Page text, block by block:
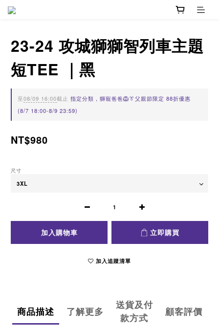
23-24 攻城獅獅智列車主題
短TEE ｜黑
至08/09 16:00截止 指定分類，獅寵爸爸🦁👔父親節限定 88折優惠
(8/7 18:00-8/9 23:59)
NT$980
尺寸
加入購物車 立即購買
加入追蹤清單
商品描述 了解更多
送貨及付
款方式
顧客評價